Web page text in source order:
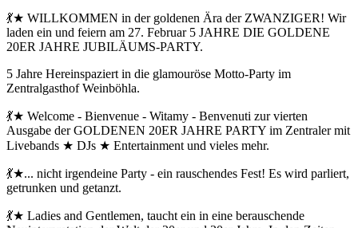
💃★ WILLKOMMEN in der goldenen Ära der ZWANZIGER! Wir
laden ein und feiern am 27. Februar 5 JAHRE DIE GOLDENE
20ER JAHRE JUBILÄUMS-PARTY.
5 Jahre Hereinspaziert in die glamouröse Motto-Party im
Zentralgasthof Weinböhla.
💃★ Welcome - Bienvenue - Witamy - Benvenuti zur vierten
Ausgabe der GOLDENEN 20ER JAHRE PARTY im Zentraler mit
Livebands ★ DJs ★ Entertainment und vieles mehr.
💃★... nicht irgendeine Party - ein rauschendes Fest! Es wird parliert,
getrunken und getanzt.
💃★ Ladies and Gentlemen, taucht ein in eine berauschende